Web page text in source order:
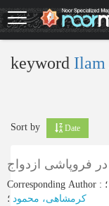
Skip
to
main
keyword Ilam
Sort by Date
Corresponding Author :
کرمشاهی، محمود ؛